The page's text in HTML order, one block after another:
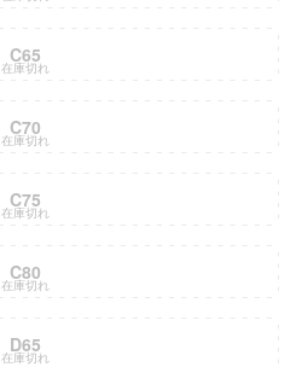
C65
在庫切れ
C70
在庫切れ
C75
在庫切れ
C80
在庫切れ
D65
在庫切れ